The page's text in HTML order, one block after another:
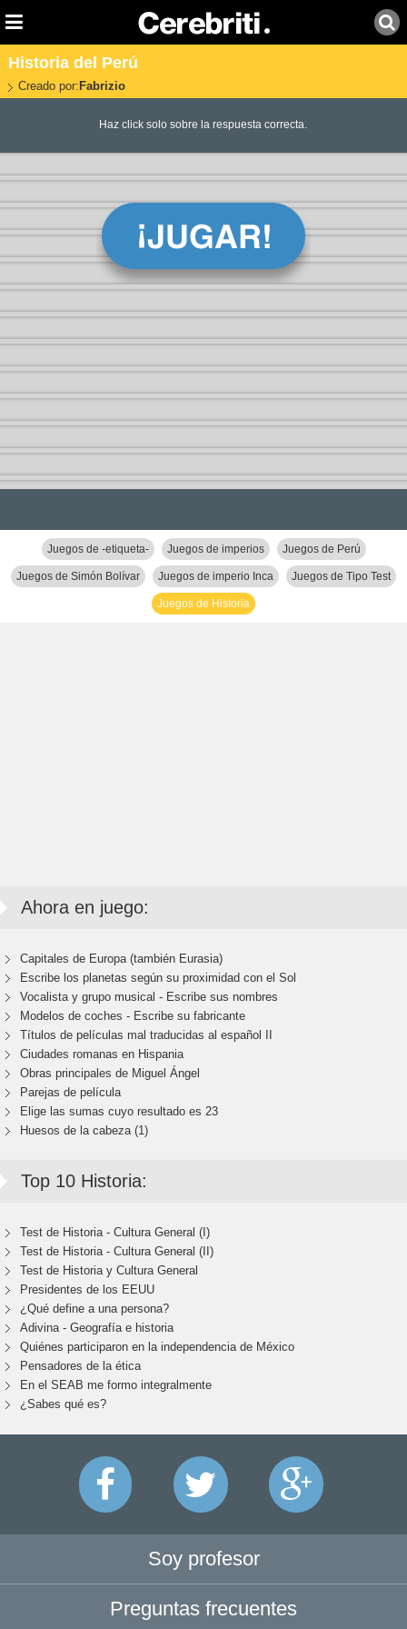
Historia del Perú
Creado por: Fabrizio
Haz click solo sobre la respuesta correcta.
Juegos de -etiqueta- Juegos de imperios Juegos de Perú
Juegos de Simón Bolívar Juegos de imperio Inca Juegos de Tipo Test
Juegos de Historia
Ahora en juego:
Capitales de Europa (también Eurasia)
Escribe los planetas según su proximidad con el Sol
Vocalista y grupo musical - Escribe sus nombres
Modelos de coches - Escribe su fabricante
Títulos de películas mal traducidas al español II
Ciudades romanas en Hispania
Obras principales de Miguel Ángel
Parejas de película
Elige las sumas cuyo resultado es 23
Huesos de la cabeza (1)
Top 10 Historia:
Test de Historia - Cultura General (I)
Test de Historia - Cultura General (II)
Test de Historia y Cultura General
Presidentes de los EEUU
¿Qué define a una persona?
Adivina - Geografía e historia
Quiénes participaron en la independencia de México
Pensadores de la ética
En el SEAB me formo integralmente
¿Sabes qué es?
Soy profesor
Preguntas frecuentes